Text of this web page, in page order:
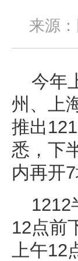
来源
今年
州、上
推出
悉，下
内再开7
1212
12点前
上午